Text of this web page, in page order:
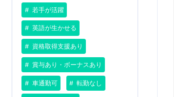
若手が活躍
英語が生かせる
資格取得支援あり
賞与あり・ボーナスあり
車通勤可 転勤なし